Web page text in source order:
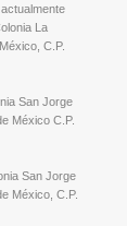
La
C.P.
San Jorge
México C.P.
San Jorge
México, C.P.